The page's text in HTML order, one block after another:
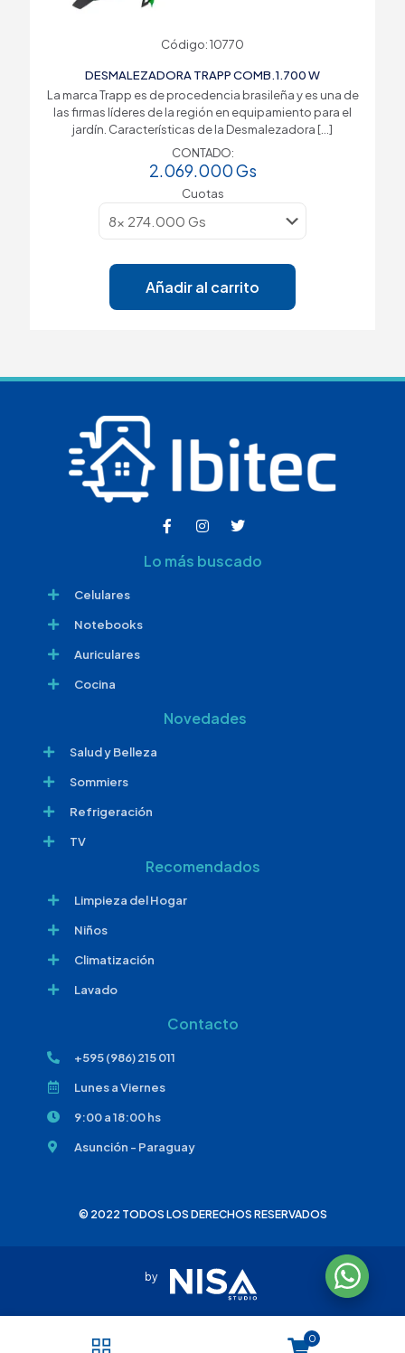
Código: 10770
DESMALEZADORA TRAPP COMB.1.700 W
La marca Trapp es de procedencia brasileña y es una de
las firmas líderes de la región en equipamiento para el
jardín. Características de la Desmalezadora […]
CONTADO:
2.069.000Gs
Cuotas
Añadir al carrito
Lo más buscado
Celulares
Notebooks
Auriculares
Cocina
Novedades
Salud y Belleza
Sommiers
Refrigeración
TV
Recomendados
Limpieza del Hogar
Niños
Climatización
Lavado
Contacto
+595 (986) 215 011
Lunes a Viernes
9:00 a 18:00 hs
Asunción - Paraguay
© 2022 TODOS LOS DERECHOS RESERVADOS
by
0